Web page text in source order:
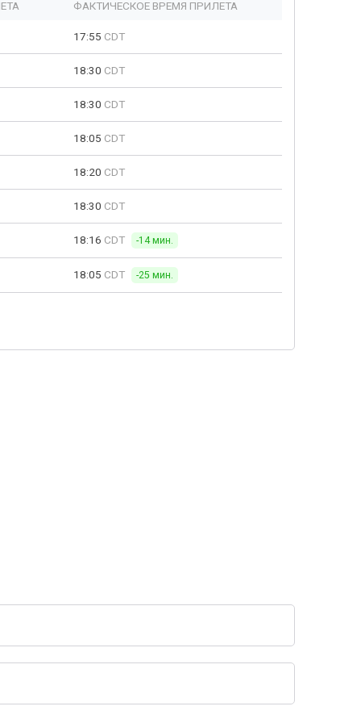
ФАКТИЧЕСКОЕ ВРЕМЯ ПРИЛЕТА
17:55 CDT
18:30 CDT
18:30 CDT
18:05 CDT
18:20 CDT
18:30 CDT
18:16 CDT -14 мин.
18:05 CDT -25 мин.